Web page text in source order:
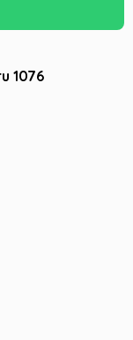
1076